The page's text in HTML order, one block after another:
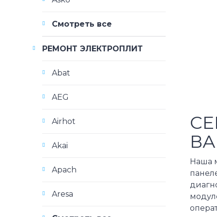
Наша
Смотреть все
РЕМОНТ ЭЛЕКТРОПЛИТ
Abat
AEG
Airhot
Akai
Apach
Aresa